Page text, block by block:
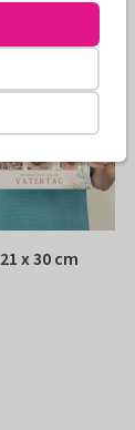
21 x 30 cm